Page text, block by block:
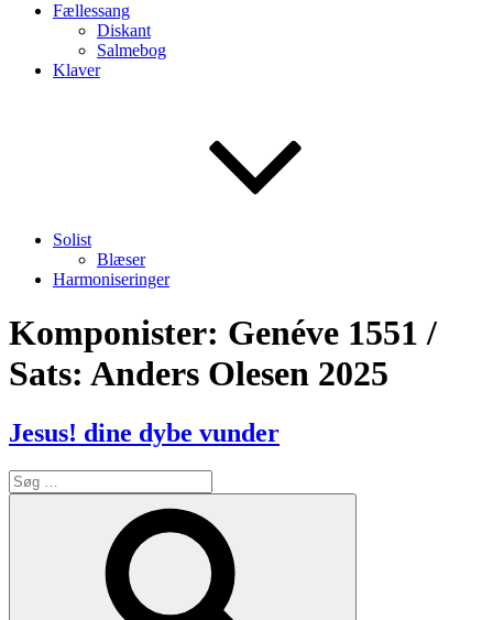
Fællessang
Diskant
Salmebog
Klaver
Solist
Blæser
Harmoniseringer
Komponister: Genéve 1551 /
Sats: Anders Olesen 2025
Jesus! dine dybe vunder
Søg
efter: